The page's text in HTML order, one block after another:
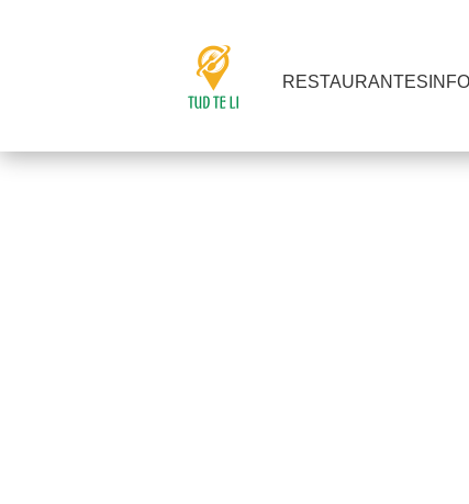
RESTAURANTES